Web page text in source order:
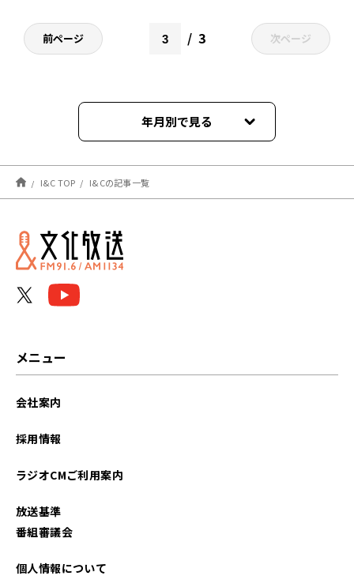
前ページ 3 次ページ
年月別で見る
2026年6月
2026年5月
2026年4月
2025年7月
I&C TOP I&Cの記事一覧
メニュー
会社案内
採用情報
ラジオCMご利用案内
放送基準
番組審議会
個人情報について